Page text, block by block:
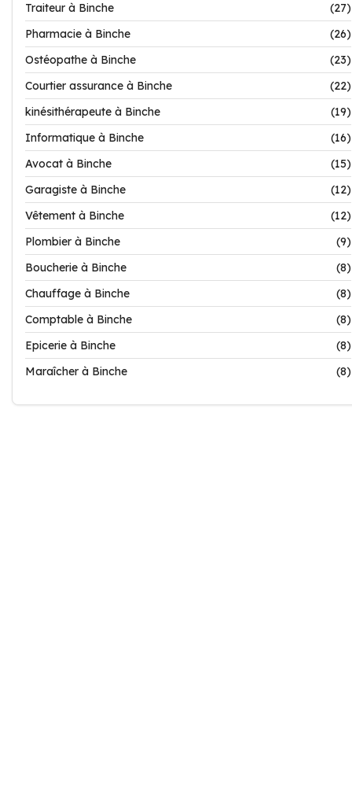
Traiteur à Binche
(27)
Pharmacie à Binche
(26)
Ostéopathe à Binche
(23)
Courtier assurance à Binche
(22)
kinésithérapeute à Binche
(19)
Informatique à Binche
(16)
Avocat à Binche
(15)
Garagiste à Binche
(12)
Vêtement à Binche
(12)
Plombier à Binche
(9)
Boucherie à Binche
(8)
Chauffage à Binche
(8)
Comptable à Binche
(8)
Epicerie à Binche
(8)
Maraîcher à Binche
(8)